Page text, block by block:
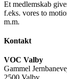
Et medlemskab
f.eks. vores to
m.m.
Kontakt
VOC Valby
Gammel